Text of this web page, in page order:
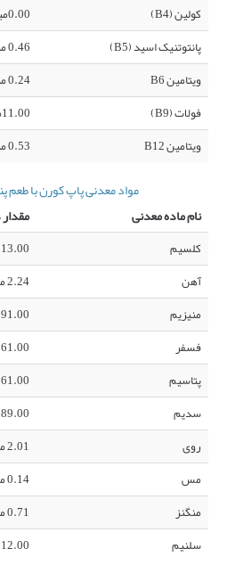
کولین (B4)
0.00میلی گرم
پانتوتنیک اسید (B5)
0.46 میلی گرم
ویتامین B6
0.24 میلی گرم
فولات (B9)
11.00میکروگرم
ویتامین B12
0.53 میلی گرم
مواد معدنی پاپ کورن با طعم
نام ماده معدنی
مقدار در
کلسیم
113.00 میلی
آهن
2.24 میلی گرم
منیزیم
91.00 میلی گرم
فسفر
361.00
پتاسیم
261.00
سدیم
889.00
روی
2.01 میلی گرم
مس
0.14 میلی گرم
منگنز
0.71 میلی گرم
سلنیم
12.00 میکروگرم